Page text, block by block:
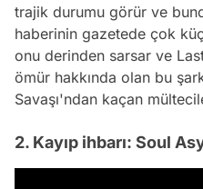
trajik durumu görür ve
haberinin gazetede çok
onu derinden sarsar ve
ömür hakkında olan bu
Savaşı'ndan kaçan
2. Kayıp ihbarı: Soul